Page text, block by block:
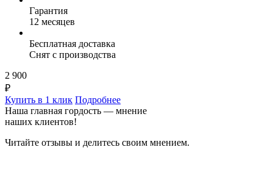
Гарантия
12 месяцев
Бесплатная доставка
Снят с производства
2 900
₽
Купить в 1 клик Подробнее
Наша главная гордость — мнение
наших клиентов!
Читайте отзывы и делитесь своим мнением.